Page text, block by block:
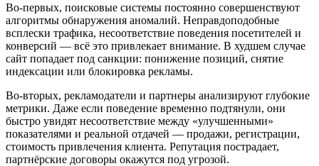
Во-первых, поисковые системы постоянно совершенствуют
алгоритмы обнаружения аномалий. Неправдоподобные
всплески трафика, несоответствие поведения посетителей и
конверсий — всё это привлекает внимание. В худшем случае
сайт попадает под санкции: понижение позиций, снятие
индексации или блокировка рекламы.
Во-вторых, рекламодатели и партнеры анализируют глубокие
метрики. Даже если поведение временно подтянули, они
быстро увидят несоответствие между «улучшенными»
показателями и реальной отдачей — продажи, регистрации,
стоимость привлечения клиента. Репутация пострадает,
партнёрские договоры окажутся под угрозой.